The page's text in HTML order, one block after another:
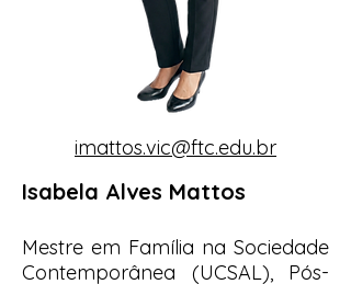
imattos.vic@ftc.edu.br
Isabela Alves Mattos
Mestre em Família na Sociedade
Contemporânea (UCSAL), Pós-